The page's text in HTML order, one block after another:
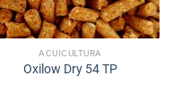
ACUICULTURA
Oxilow Dry 54 TP